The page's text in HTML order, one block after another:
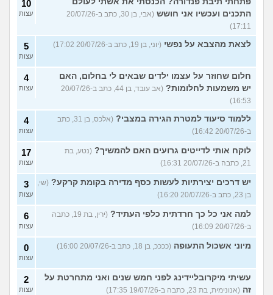
התכנים ועכשיו אני חושש
(אבי, בן 30, כתב ב-20/07/26
17:11)
10
עצות
לצאת מהצבא על נפשי (יוני, בן 19, כתב ב-20/07/26 17:02) 5
עצות
חלום שחוזר על עצמו ילדים שבאים לי בחלום, האם
יש משמעות לחלומות?
(אב עובד, בן 44, כתב ב-20/07/26
16:53)
4
עצות
ללמוד סיעוד למטרת הגירה במצבי?
(אלכס, בן 31, כתב
ב-20/07/26 16:42)
4
עצות
לוקח אותי לדייטים גרועים האם להמשיך? (נטע, בת
21, כתבה ב-20/07/26 16:31)
17
עצות
יש דרכים יצירתיות לעשות כסף מדירה בקומת קרקע? (שי,
בן 23, כתב ב-20/07/26 16:20)
3
עצות
למה אני כל כך חרדתית כלפי העתיד?
(ירין, בת 19, כתבה
ב-20/07/26 16:09)
6
עצות
מיוני אשכול התעופה (ככככ, בן 18, כתב ב-20/07/26 16:00) 0
עצות
עשיתי מיקרובליידינג לפני חמש שנים ואני מתחרטת על
זה (אנונימית, בת 23, כתבה ב-19/07/26 17:35)
2
עצות